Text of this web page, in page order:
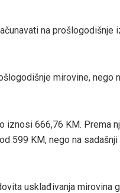
na prošlogodišnje
mirovine, nego
iznosi 666,76 KM. Prema
599 KM, nego na
usklađivanja mirovina